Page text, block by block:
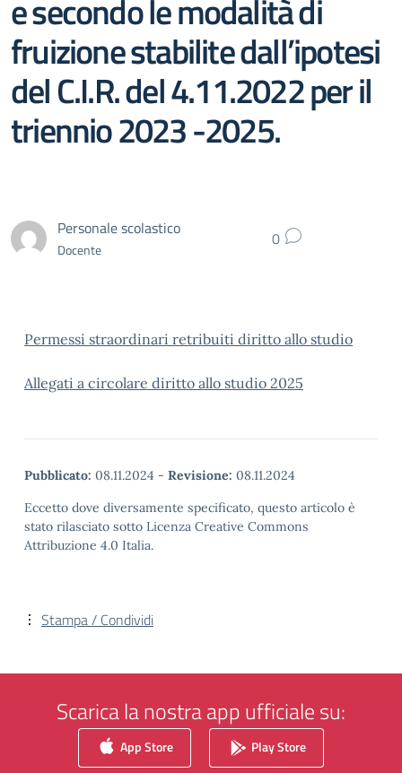
e secondo le modalità di
fruizione stabilite dall’ipotesi
del C.I.R. del 4.11.2022 per il
triennio 2023 -2025.
Personale scolastico
Docente 0
Permessi straordinari retribuiti diritto allo studio
Allegati a circolare diritto allo studio 2025
Pubblicato: 08.11.2024 - Revisione: 08.11.2024
Eccetto dove diversamente specificato, questo articolo è
stato rilasciato sotto Licenza Creative Commons
Attribuzione 4.0 Italia.
Stampa / Condividi
Scarica la nostra app ufficiale su:
App Store Play Store